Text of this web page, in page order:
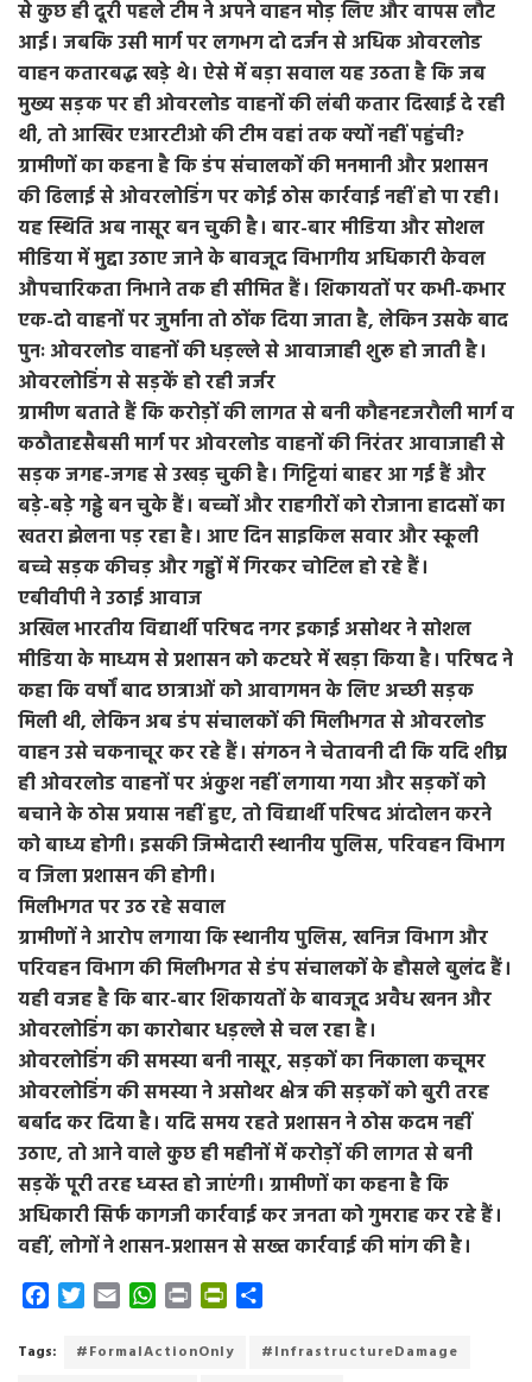
से कुछ ही दूरी पहले टीम ने अपने वाहन मोड़ लिए और वापस लौट
आई। जबकि उसी मार्ग पर लगभग दो दर्जन से अधिक ओवरलोड
वाहन कतारबद्ध खड़े थे। ऐसे में बड़ा सवाल यह उठता है कि जब
मुख्य सड़क पर ही ओवरलोड वाहनों की लंबी कतार दिखाई दे रही
थी, तो आखिर एआरटीओ की टीम वहां तक क्यों नहीं पहुंची?
ग्रामीणों का कहना है कि डंप संचालकों की मनमानी और प्रशासन
की ढिलाई से ओवरलोडिंग पर कोई ठोस कार्रवाई नहीं हो पा रही।
यह स्थिति अब नासूर बन चुकी है। बार-बार मीडिया और सोशल
मीडिया में मुद्दा उठाए जाने के बावजूद विभागीय अधिकारी केवल
औपचारिकता निभाने तक ही सीमित हैं। शिकायतों पर कभी-कभार
एक-दो वाहनों पर जुर्माना तो ठोंक दिया जाता है, लेकिन उसके बाद
पुनः ओवरलोड वाहनों की धड़ल्ले से आवाजाही शुरू हो जाती है।
ओवरलोडिंग से सड़कें हो रही जर्जर
ग्रामीण बताते हैं कि करोड़ों की लागत से बनी कौहनदृजरौली मार्ग व
कठौतादृसैबसी मार्ग पर ओवरलोड वाहनों की निरंतर आवाजाही से
सड़क जगह-जगह से उखड़ चुकी है। गिट्टियां बाहर आ गई हैं और
बड़े-बड़े गड्ढे बन चुके हैं। बच्चों और राहगीरों को रोजाना हादसों का
खतरा झेलना पड़ रहा है। आए दिन साइकिल सवार और स्कूली
बच्चे सड़क कीचड़ और गड्ढों में गिरकर चोटिल हो रहे हैं।
एबीवीपी ने उठाई आवाज
अखिल भारतीय विद्यार्थी परिषद नगर इकाई असोथर ने सोशल
मीडिया के माध्यम से प्रशासन को कटघरे में खड़ा किया है। परिषद ने
कहा कि वर्षों बाद छात्राओं को आवागमन के लिए अच्छी सड़क
मिली थी, लेकिन अब डंप संचालकों की मिलीभगत से ओवरलोड
वाहन उसे चकनाचूर कर रहे हैं। संगठन ने चेतावनी दी कि यदि शीघ्र
ही ओवरलोड वाहनों पर अंकुश नहीं लगाया गया और सड़कों को
बचाने के ठोस प्रयास नहीं हुए, तो विद्यार्थी परिषद आंदोलन करने
को बाध्य होगी। इसकी जिम्मेदारी स्थानीय पुलिस, परिवहन विभाग
व जिला प्रशासन की होगी।
मिलीभगत पर उठ रहे सवाल
ग्रामीणों ने आरोप लगाया कि स्थानीय पुलिस, खनिज विभाग और
परिवहन विभाग की मिलीभगत से डंप संचालकों के हौसले बुलंद हैं।
यही वजह है कि बार-बार शिकायतों के बावजूद अवैध खनन और
ओवरलोडिंग का कारोबार धड़ल्ले से चल रहा है।
ओवरलोडिंग की समस्या बनी नासूर, सड़कों का निकाला कचूमर
ओवरलोडिंग की समस्या ने असोथर क्षेत्र की सड़कों को बुरी तरह
बर्बाद कर दिया है। यदि समय रहते प्रशासन ने ठोस कदम नहीं
उठाए, तो आने वाले कुछ ही महीनों में करोड़ों की लागत से बनी
सड़कें पूरी तरह ध्वस्त हो जाएंगी। ग्रामीणों का कहना है कि
अधिकारी सिर्फ कागजी कार्रवाई कर जनता को गुमराह कर रहे हैं।
वहीं, लोगों ने शासन-प्रशासन से सख्त कार्रवाई की मांग की है।
c
T
i
a
W
a
P
i
P
i
a
Tags: #FormalActionOnly
#InfrastructureDamage